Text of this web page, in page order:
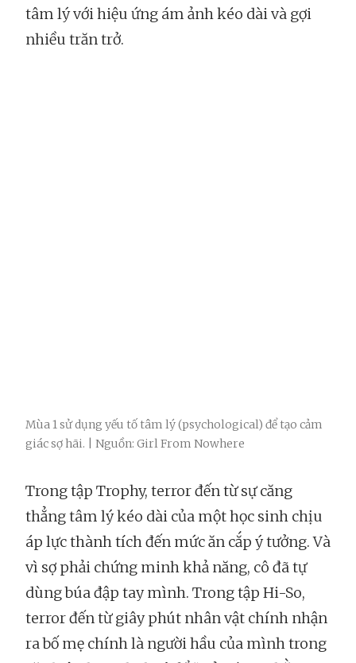
tâm lý với hiệu ứng ám ảnh kéo dài và gợi
nhiều trăn trở.
Mùa 1 sử dụng yếu tố tâm lý (psychological) để tạo cảm
giác sợ hãi. | Nguồn: Girl From Nowhere
Trong tập Trophy, terror đến từ sự căng
thẳng tâm lý kéo dài của một học sinh chịu
áp lực thành tích đến mức ăn cắp ý tưởng. Và
vì sợ phải chứng minh khả năng, cô đã tự
dùng búa đập tay mình. Trong tập Hi-So,
terror đến từ giây phút nhân vật chính nhận
ra bố mẹ chính là người hầu của mình trong